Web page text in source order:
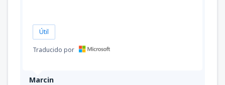
Marcin
Útil
Traducido por